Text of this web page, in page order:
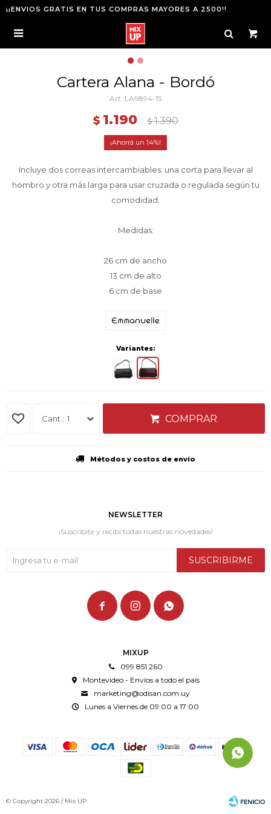
¡¡ENVIOS GRATIS EN TUS COMPRAS MAYORES A 2500!!

Cartera Alana - Bordó
LA9894-15
$ 1.190 $ 1.390
14
Incluye dos correas intercambiables: una corta para llevar al
hombro y otra más larga para usar cruzada o regulada según tu
comodidad.
Medidas:
26 cm de ancho
13 cm de alto
6 cm de base
Variantes:
1 COMPRAR
Métodos y costos de envío
MIXUP
099 851 260
Montevideo - Envíos a todo el país
marketing@odisan.com.uy
Lunes a Viernes de 09:00 a 17:00
NEWSLETTER
¡Suscribite y recibí todas nuestras novedades!
SUSCRIBIRME
  
© Copyright 2026 / Mix UP